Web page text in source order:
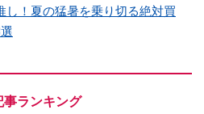
し！夏の猛暑を乗り切る絶対買